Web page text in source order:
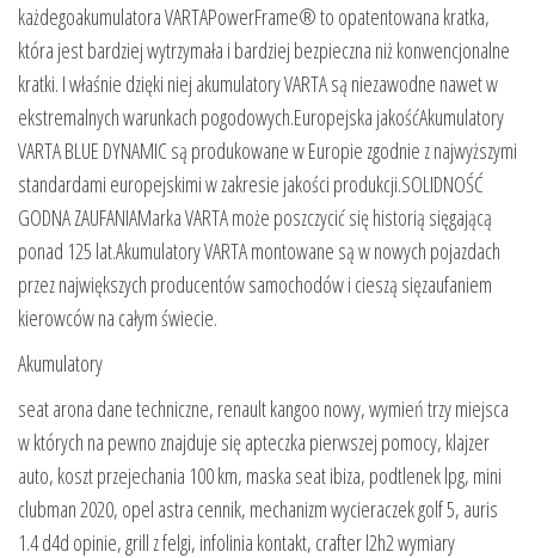
każdegoakumulatora VARTAPowerFrame® to opatentowana kratka,
która jest bardziej wytrzymała i bardziej bezpieczna niż konwencjonalne
kratki. I właśnie dzięki niej akumulatory VARTA są niezawodne nawet w
ekstremalnych warunkach pogodowych.Europejska jakośćAkumulatory
VARTA BLUE DYNAMIC są produkowane w Europie zgodnie z najwyższymi
standardami europejskimi w zakresie jakości produkcji.SOLIDNOŚĆ
GODNA ZAUFANIAMarka VARTA może poszczycić się historią sięgającą
ponad 125 lat.Akumulatory VARTA montowane są w nowych pojazdach
przez największych producentów samochodów i cieszą sięzaufaniem
kierowców na całym świecie.
Akumulatory
seat arona dane techniczne, renault kangoo nowy, wymień trzy miejsca
w których na pewno znajduje się apteczka pierwszej pomocy, klajzer
auto, koszt przejechania 100 km, maska seat ibiza, podtlenek lpg, mini
clubman 2020, opel astra cennik, mechanizm wycieraczek golf 5, auris
1.4 d4d opinie, grill z felgi, infolinia kontakt, crafter l2h2 wymiary